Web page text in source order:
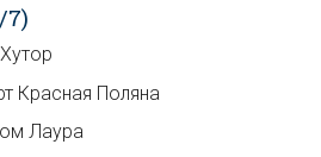
Красная Поляна
Лаура